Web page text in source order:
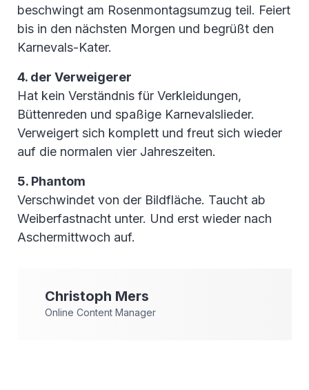
beschwingt am Rosenmontagsumzug teil. Feiert
bis in den nächsten Morgen und begrüßt den
Karnevals-Kater.
4. der Verweigerer
Hat kein Verständnis für Verkleidungen,
Büttenreden und spaßige Karnevalslieder.
Verweigert sich komplett und freut sich wieder
auf die normalen vier Jahreszeiten.
5. Phantom
Verschwindet von der Bildfläche. Taucht ab
Weiberfastnacht unter. Und erst wieder nach
Aschermittwoch auf.
Christoph Mers
Online Content Manager